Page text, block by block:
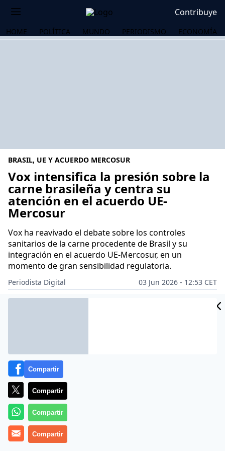
Contribuye
HOME POLÍTICA MUNDO PERIODISMO ECONOMÍA
BRASIL, UE Y ACUERDO MERCOSUR
Vox intensifica la presión sobre la
carne brasileña y centra su
atención en el acuerdo UE-
Mercosur
Vox ha reavivado el debate sobre los controles
sanitarios de la carne procedente de Brasil y su
integración en el acuerdo UE-Mercosur, en un
momento de gran sensibilidad regulatoria.
Periodista Digital
03 Jun 2026 - 12:53 CET
Archivado en: GASTRONOMÍA PULSO
Compartir
Compartir
Compartir
Compartir